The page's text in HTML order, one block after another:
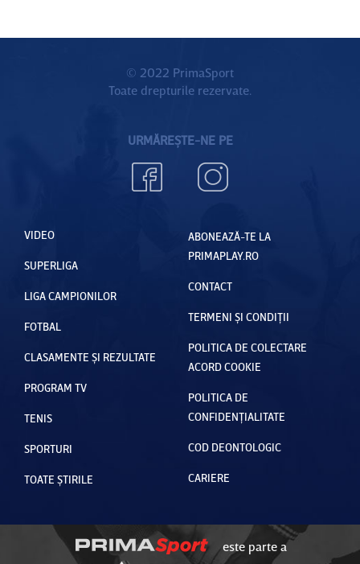
© 2022 PrimaSport
Toate drepturile rezervate.
URMĂREȘTE-NE PE
VIDEO
SUPERLIGA
LIGA CAMPIONILOR
FOTBAL
CLASAMENTE ȘI REZULTATE
PROGRAM TV
TENIS
SPORTURI
TOATE ȘTIRILE
ABONEAZĂ-TE LA
PRIMAPLAY.RO
CONTACT
TERMENI ȘI CONDIȚII
POLITICA DE COLECTARE
ACORD COOKIE
POLITICA DE
CONFIDENȚIALITATE
COD DEONTOLOGIC
CARIERE
este parte a